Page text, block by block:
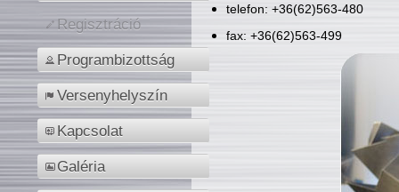
Regisztráció
Programbizottság
Versenyhelyszín
Kapcsolat
Galéria
telefon: +36(62)563-480
fax: +36(62)563-499